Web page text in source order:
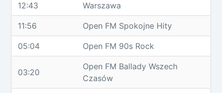
12:43 Warszawa
11:56 Open FM Spokojne Hity
05:04 Open FM 90s Rock
03:20
Open FM Ballady Wszech
Czasów